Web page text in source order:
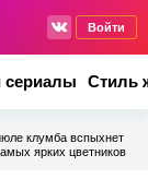
Войти
сериалы Стиль
клумба вспыхнет
ярких цветников